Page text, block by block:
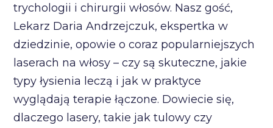
trychologii i chirurgii włosów. Nasz gość,
Lekarz Daria Andrzejczuk, ekspertka w
dziedzinie, opowie o coraz popularniejszych
laserach na włosy – czy są skuteczne, jakie
typy łysienia leczą i jak w praktyce
wyglądają terapie łączone. Dowiecie się,
dlaczego lasery, takie jak tulowy czy